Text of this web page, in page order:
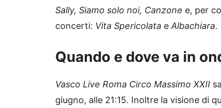
Sally, Siamo solo noi, Canzone e, per
concerti: Vita Spericolata e Albachiara.
Quando e dove va in
Vasco Live Roma Circo Massimo XXII
giugno, alle 21:15. Inoltre la visione di